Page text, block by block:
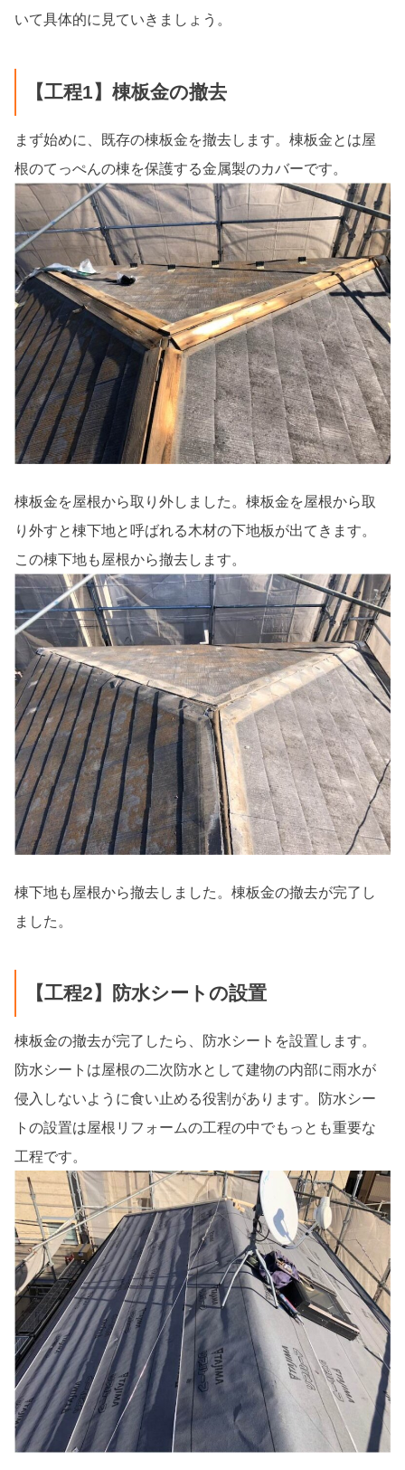
いて具体的に見ていきましょう。
【工程1】棟板金の撤去
まず始めに、既存の棟板金を撤去します。棟板金とは屋
根のてっぺんの棟を保護する金属製のカバーです。
棟板金を屋根から取り外しました。棟板金を屋根から取
り外すと棟下地と呼ばれる木材の下地板が出てきます。
この棟下地も屋根から撤去します。
棟下地も屋根から撤去しました。棟板金の撤去が完了し
ました。
【工程2】防水シートの設置
棟板金の撤去が完了したら、防水シートを設置します。
防水シートは屋根の二次防水として建物の内部に雨水が
侵入しないように食い止める役割があります。防水シー
トの設置は屋根リフォームの工程の中でもっとも重要な
工程です。